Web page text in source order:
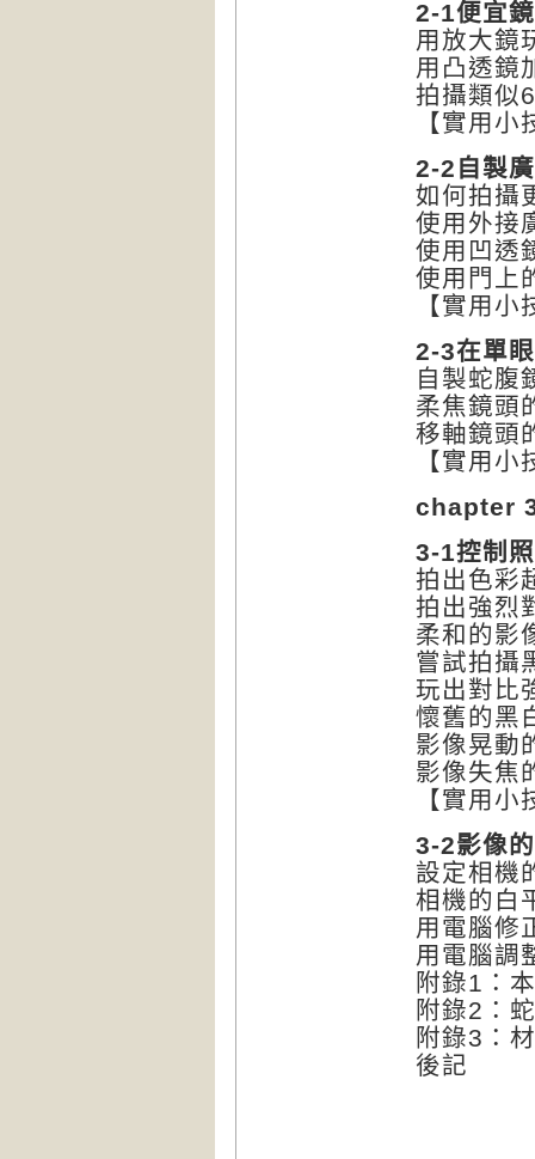
2-1便宜
用放大鏡
用凸透鏡
拍攝類似
【實用
2-2自製
如何拍攝
使用外接
使用凹透
使用門上
【實用
2-3在單
自製蛇腹
柔焦鏡頭
移軸鏡頭
【實用
chapter
3-1控制
拍出色彩
拍出強烈
柔和的影
嘗試拍攝
玩出對比
懷舊的黑
影像晃動
影像失焦
【實用
3-2影像
設定相機
相機的白
用電腦修
用電腦調
附錄1：
附錄2：
附錄3：
後記